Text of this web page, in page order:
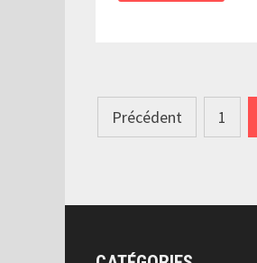
Pagination
des
Précédent 1